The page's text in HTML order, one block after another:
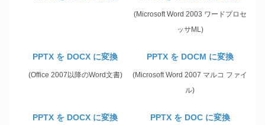
(Microsoft Word 2003 ワードプロセ
ッサML)
PPTX を DOCX に変換
(Office 2007以降のWord文書)
PPTX を DOCM に変換
(Microsoft Word 2007 マルコ ファイ
ル)
PPTX を DOCX に変換 PPTX を DOC に変換